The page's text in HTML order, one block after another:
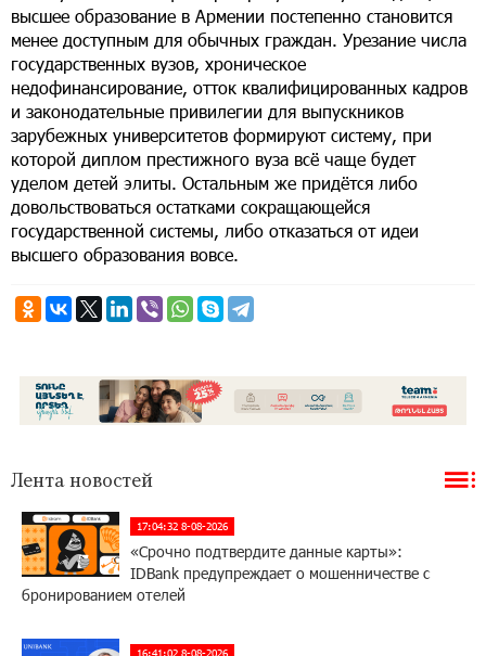
высшее образование в Армении постепенно становится
менее доступным для обычных граждан. Урезание числа
государственных вузов, хроническое
недофинансирование, отток квалифицированных кадров
и законодательные привилегии для выпускников
зарубежных университетов формируют систему, при
которой диплом престижного вуза всё чаще будет
уделом детей элиты. Остальным же придётся либо
довольствоваться остатками сокращающейся
государственной системы, либо отказаться от идеи
высшего образования вовсе.
Лента новостей
17:04:32 8-08-2026
«Срочно подтвердите данные карты»:
IDBank предупреждает о мошенничестве с
бронированием отелей
16:41:02 8-08-2026